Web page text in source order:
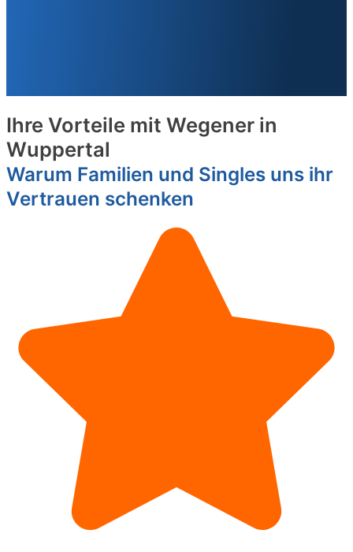
Ihre Vorteile mit Wegener in
Wuppertal
Warum Familien und Singles uns ihr
Vertrauen schenken